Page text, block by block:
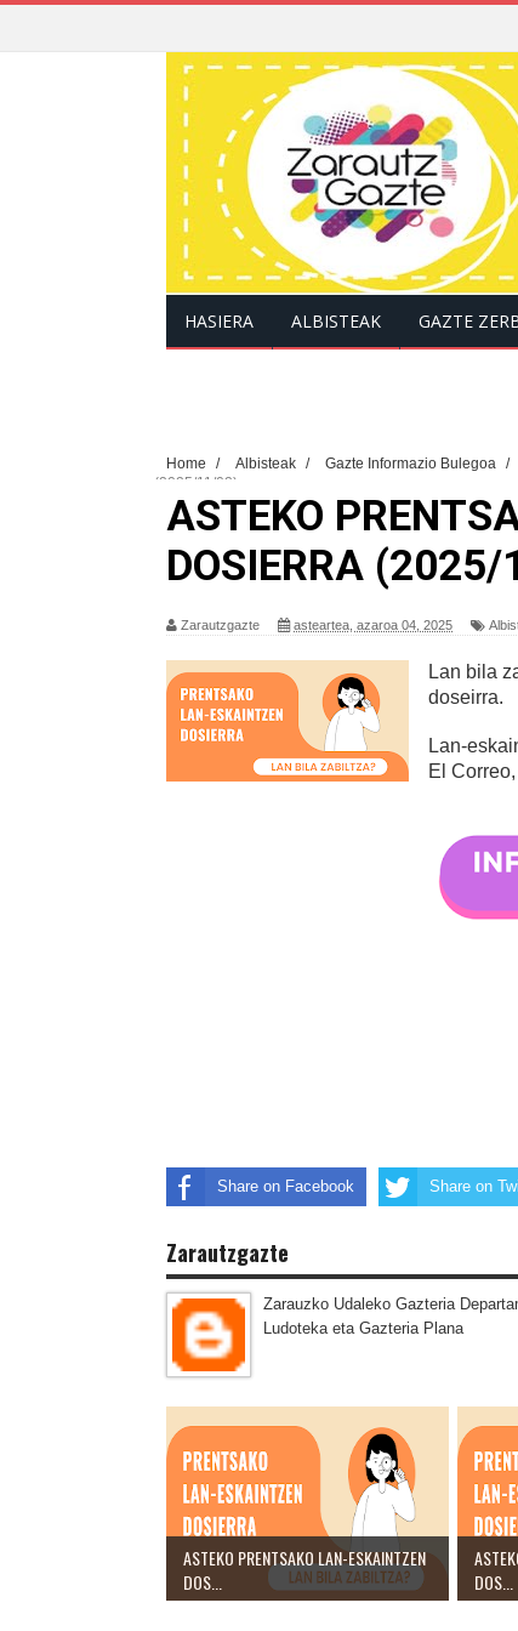
HASIERA ALBISTEAK GAZTE
Home / Albisteak / Gazte Informazio Bulegoa /
(2025/11/02)
ASTEKO
DOSIERRA
Zarautzgazte asteartea, azaroa 04, 2025
Lan bila
doseirra.
Lan-
El
Share on Facebook Share on
Zarautzgazte
Zarauzko Udaleko Gazteria
Ludoteka eta Gazteria Plana
ASTEKO PRENTSAKO LAN-ESKAINTZEN
DOS...
DOS...